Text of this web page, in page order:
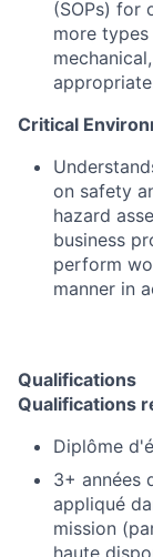
(SOPs) for
more
Critical
on safety
hazard
business
perform
manner in
Qualifications
Qualifications
Diplôme
3+ années
appliqué
mission
haute